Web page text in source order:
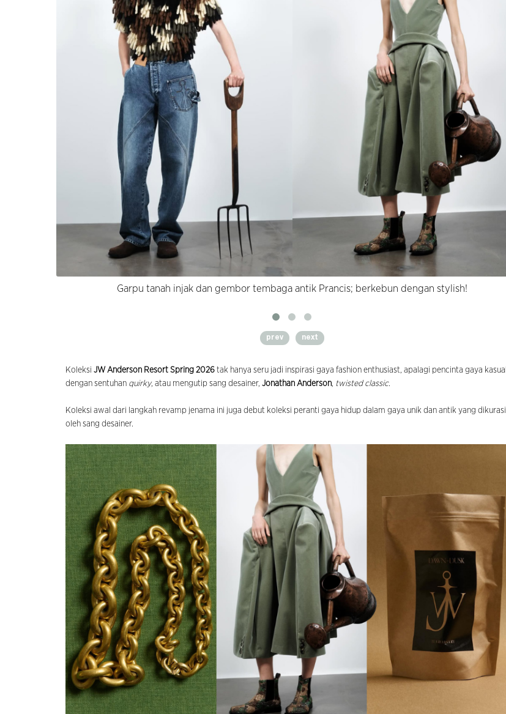
Garpu tanah injak dan gembor tembaga antik Prancis; berkebun dengan stylish!
prev next
Koleksi JW Anderson Resort Spring 2026 tak hanya seru jadi inspirasi gaya fashion enthusiast, apalagi pencinta gaya kasual
dengan sentuhan quirky, atau mengutip sang desainer, Jonathan Anderson, twisted classic.
Koleksi awal dari langkah revamp jenama ini juga debut koleksi peranti gaya hidup dalam gaya unik dan antik yang dikurasi
oleh sang desainer.